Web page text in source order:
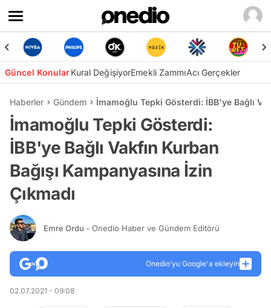
Güncel KonularKural DeğişiyorEmekli ZammıAcı Gerçekler
Haberler Gündem İmamoğlu Tepki Gösterdi: İBB'ye Bağlı
İmamoğlu Tepki Gösterdi:
İBB'ye Bağlı Vakfın Kurban
Bağışı Kampanyasına İzin
Çıkmadı
Emre Ordu - Onedio Haber ve Gündem Editörü
Onedio’yu Google'a ekleyin
02.07.2021 - 09:08